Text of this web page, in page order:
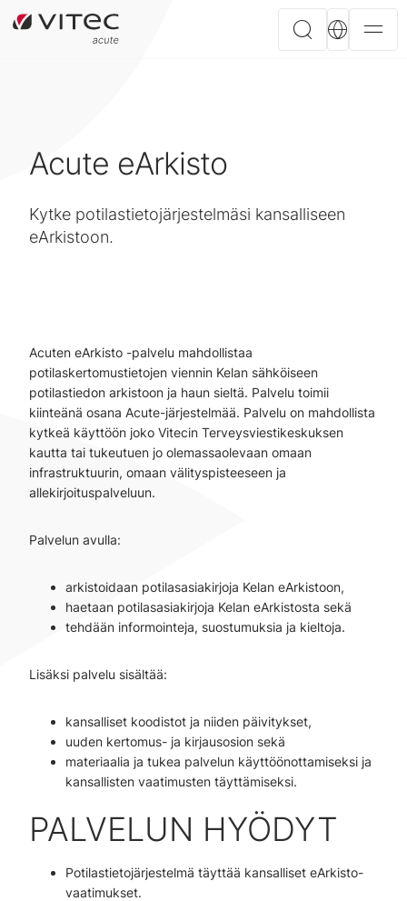
Acute eArkisto
Kytke potilastietojärjestelmäsi kansalliseen
eArkistoon.
Acuten eArkisto -palvelu mahdollistaa
potilaskertomustietojen viennin Kelan sähköiseen
potilastiedon arkistoon ja haun sieltä. Palvelu toimii
kiinteänä osana Acute-järjestelmää. Palvelu on mahdollista
kytkeä käyttöön joko Vitecin Terveysviestikeskuksen
kautta tai tukeutuen jo olemassaolevaan omaan
infrastruktuurin, omaan välityspisteeseen ja
allekirjoituspalveluun.
Palvelun avulla:
arkistoidaan potilasasiakirjoja Kelan eArkistoon,
haetaan potilasasiakirjoja Kelan eArkistosta sekä
tehdään informointeja, suostumuksia ja kieltoja.
Lisäksi palvelu sisältää:
kansalliset koodistot ja niiden päivitykset,
uuden kertomus- ja kirjausosion sekä
materiaalia ja tukea palvelun käyttöönottamiseksi ja
kansallisten vaatimusten täyttämiseksi.
PALVELUN HYÖDYT
Potilastietojärjestelmä täyttää kansalliset eArkisto-
vaatimukset.